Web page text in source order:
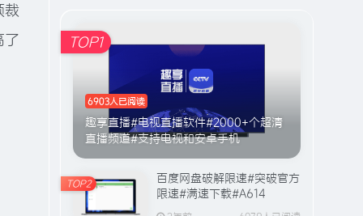
裁
了
6903人已阅读
趣享直播#电视直播软件#2000+个超清
直播频道#支持电视和安卓手机
TOP1
百度网盘破解限速#突破官方
限速#满速下载#A614
TOP2